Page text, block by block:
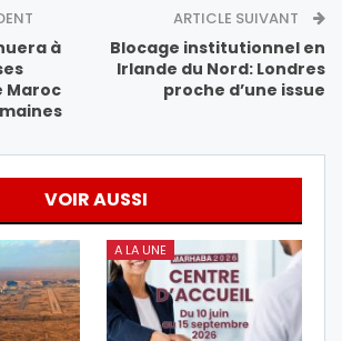
à
Maroc
ARTICLE SUIVANT
Blocage institutionnel en
Irlande du Nord: Londres
proche d’une issue
VOIR AUSSI
A LA UNE